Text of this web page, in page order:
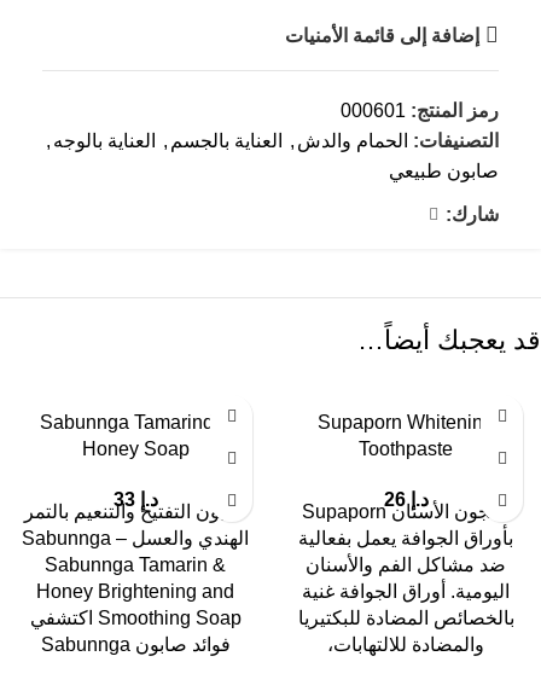
إضافة إلى قائمة الأمنيات
رمز المنتج: 000601
التصنيفات: الحمام والدش , العناية بالجسم , العناية بالوجه ,
صابون طبيعي
شارك:
قد يعجبك أيضاً…
Supaporn Whitening
Toothpaste
د.إ 26
معجون الأسنان Supaporn
بأوراق الجوافة يعمل بفعالية
ضد مشاكل الفم والأسنان
اليومية. أوراق الجوافة غنية
بالخصائص المضادة للبكتيريا
والمضادة للالتهابات،
Sabunnga Tamarind &
Honey Soap
د.إ 33
صابون التفتيح والتنعيم بالتمر
الهندي والعسل – Sabunnga
Sabunnga Tamarin &
Honey Brightening and
Smoothing Soap اكتشفي
فوائد صابون Sabunnga